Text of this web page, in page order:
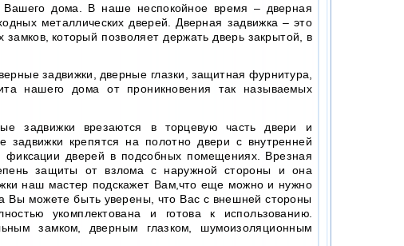
дома. В наше неспокойное время – дверная
металлических дверей. Дверная задвижка – это
который позволяет держать дверь закрытой, в
задвижки, дверные глазки, защитная фурнитура,
нашего дома от проникновения так называемых
задвижки врезаются в торцевую часть двери и
крепятся на полотно двери с внутренней
дверей в подсобных помещениях. Врезная
защиты от взлома с наружной стороны и она
наш мастер подскажет Вам,что еще можно и нужно
Вы можете быть уверены, что Вас с внешней стороны
укомплектована и готова к использованию.
замком, дверным глазком, шумоизоляционным